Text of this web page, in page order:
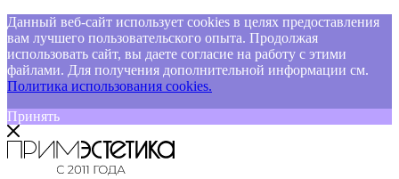
Данный веб-сайт использует cookies в целях предоставления
вам лучшего пользовательского опыта. Продолжая
использовать сайт, вы даете согласие на работу с этими
файлами. Для получения дополнительной информации см.
Политика использования cookies.
Принять